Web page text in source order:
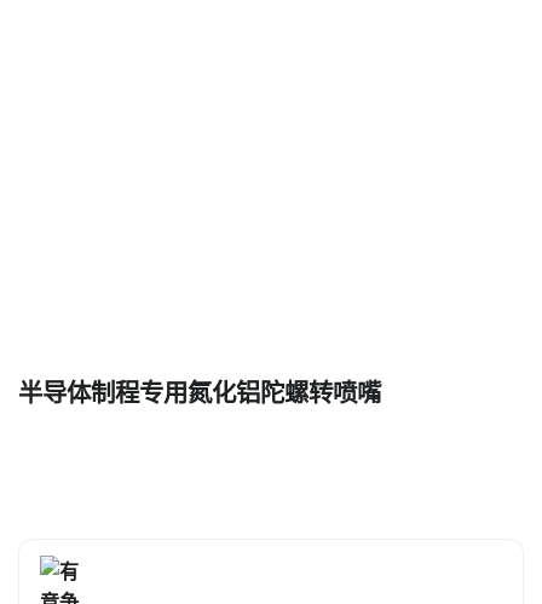
半导体制程专用氮化铝陀螺转喷嘴